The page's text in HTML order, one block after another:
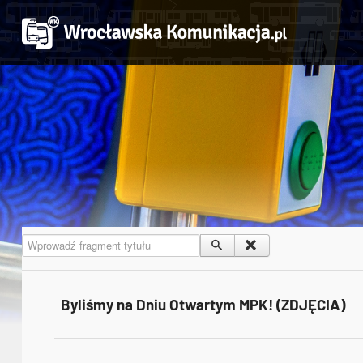
Wprowadź fragment tytułu
Byliśmy na Dniu Otwartym MPK! (ZDJĘCIA)